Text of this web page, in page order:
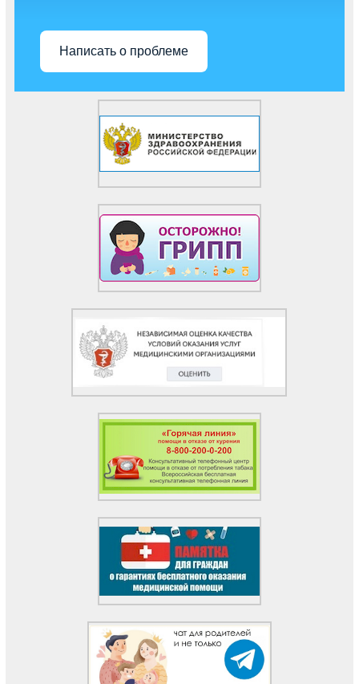
Написать о проблеме